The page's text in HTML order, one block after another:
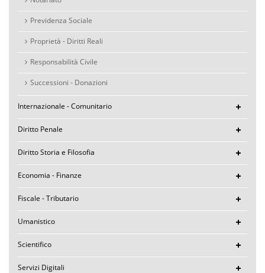
Previdenza Sociale
Proprietà - Diritti Reali
Responsabilità Civile
Successioni - Donazioni
Internazionale - Comunitario
Diritto Penale
Diritto Storia e Filosofia
Economia - Finanze
Fiscale - Tributario
Umanistico
Scientifico
Servizi Digitali